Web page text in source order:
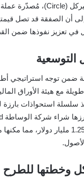
في تعزيز نفوذها ضمن
التوسعية
ضمن توجه استراتيجي
مع هيئة الأوراق
سلسلة استحواذات بارزة
أبريل 2025 بقيمة 1.25 مليار
وخطتها للطرح